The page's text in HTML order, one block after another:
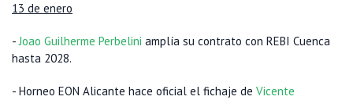
13 de enero
-Joao Guilherme Perbelini amplía su contrato con REBI Cuenca
hasta 2028.
- Horneo EON Alicante hace oficial el fichaje de Vicente